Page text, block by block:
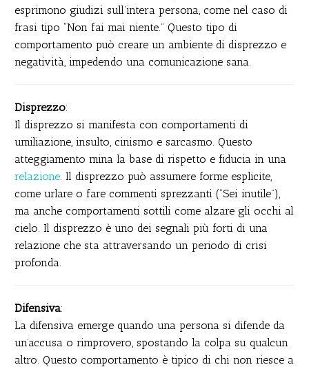
esprimono giudizi sull’intera persona, come nel caso di
frasi tipo “Non fai mai niente.” Questo tipo di
comportamento può creare un ambiente di disprezzo e
negatività, impedendo una comunicazione sana.
Disprezzo:
Il disprezzo si manifesta con comportamenti di
umiliazione, insulto, cinismo e sarcasmo. Questo
atteggiamento mina la base di rispetto e fiducia in una
relazione. Il disprezzo può assumere forme esplicite,
come urlare o fare commenti sprezzanti (“Sei inutile”),
ma anche comportamenti sottili come alzare gli occhi al
cielo. Il disprezzo è uno dei segnali più forti di una
relazione che sta attraversando un periodo di crisi
profonda.
Difensiva:
La difensiva emerge quando una persona si difende da
un’accusa o rimprovero, spostando la colpa su qualcun
altro. Questo comportamento è tipico di chi non riesce a